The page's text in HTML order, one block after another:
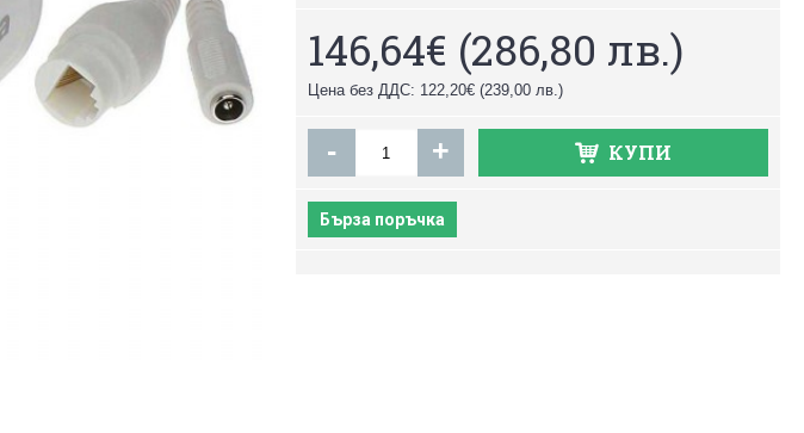
146,64€ (286,80 лв.)
Цена без ДДС: 122,20€ (239,00 лв.)
- + КУПИ
Бърза поръчка